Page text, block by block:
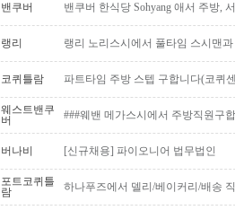
밴쿠버 밴쿠버 한식당 Sohyang 애서 주방,
랭리 랭리 노리스시에서 풀타임 스시맨
코퀴틀람 파트타임 주방 스텝 구합니다(코퀴
웨스트밴쿠
버
###웨밴 메가스시에서 주방직원구
버나비 [신규채용] 파이오니어 법무법인
포트코퀴틀
람
하나푸즈에서 델리/베이커리/배송